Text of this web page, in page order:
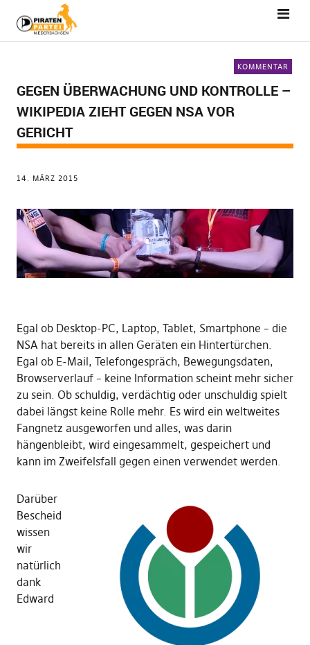
KOMMENTAR
GEGEN ÜBERWACHUNG UND KONTROLLE –
WIKIPEDIA ZIEHT GEGEN NSA VOR
GERICHT
14. MÄRZ 2015
Egal ob Desktop-PC, Laptop, Tablet, Smartphone – die
NSA hat bereits in allen Geräten ein Hintertürchen.
Egal ob E-Mail, Telefongespräch, Bewegungsdaten,
Browserverlauf – keine Information scheint mehr sicher
zu sein. Ob schuldig, verdächtig oder unschuldig spielt
dabei längst keine Rolle mehr. Es wird ein weltweites
Fangnetz ausgeworfen und alles, was darin
hängenbleibt, wird eingesammelt, gespeichert und
kann im Zweifelsfall gegen einen verwendet werden.
Darüber
Bescheid
wissen
wir
natürlich
dank
Edward